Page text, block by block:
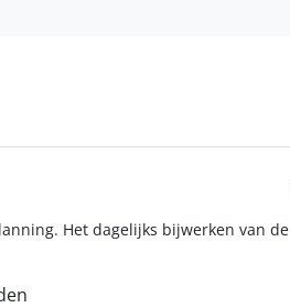
Het dagelijks bijwerken van de